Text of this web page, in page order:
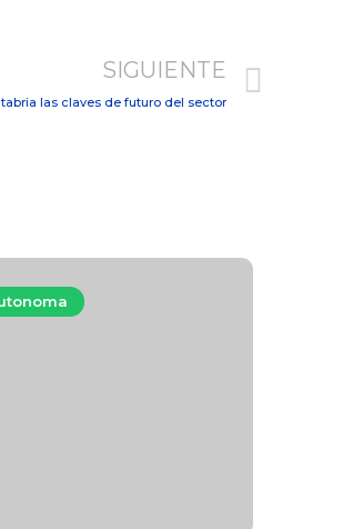
SIGUIENTE
las claves de futuro del sector